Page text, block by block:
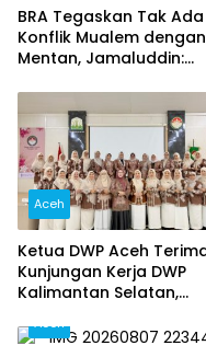
BRA Tegaskan Tak Ada
Konflik Mualem dengan
Mentan, Jamaluddin:
Pertemuan
Aceh
Ketua DWP Aceh
Kunjungan Kerja DWP
Kalimantan Selatan,
Kolaborasi
Aceh